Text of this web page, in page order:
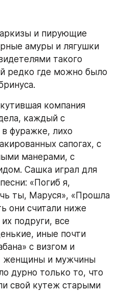
и пирующие
амуры и лягушки
такого
редко где можно было
компания
каждый с
фуражке, лихо
сапогах, с
манерами, с
Сашка играл для
«Погиб я,
ты, Маруся», «Прошла
они считали ниже
подруги, все
иные почти
с визгом и
женщины и мужчины
дурно только то, что
свой кутеж старыми